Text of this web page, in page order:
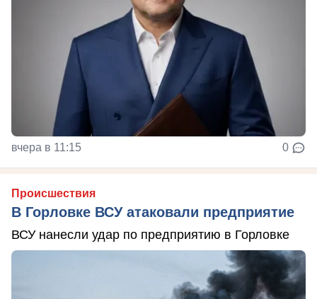
вчера в 11:15 0
Происшествия
В Горловке ВСУ атаковали предприятие
ВСУ нанесли удар по предприятию в Горловке